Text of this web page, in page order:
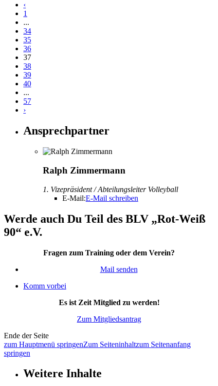
‹
1
...
34
35
36
37
38
39
40
...
57
›
Ansprechpartner
Ralph Zimmermann
1. Vizepräsident / Abteilungsleiter Volleyball
E-Mail:E-Mail schreiben
Werde auch Du Teil des BLV „Rot-Weiß
90“ e.V.
Fragen zum Training oder dem Verein?
Mail senden
Komm vorbei
Es ist Zeit Mitglied zu werden!
Zum Mitgliedsantrag
Ende der Seite
zum Hauptmenü springenZum Seiteninhaltzum Seitenanfang
springen
Weitere Inhalte